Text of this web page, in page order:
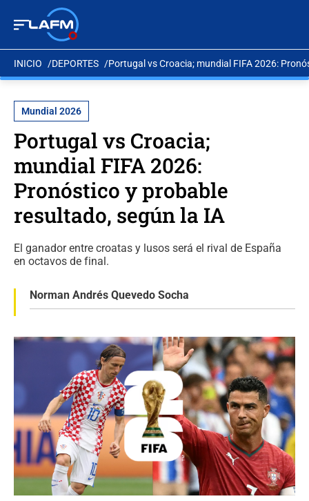
INICIO DEPORTES Portugal vs Croacia; mundial FIFA 2026:
Mundial 2026
Portugal vs Croacia;
mundial FIFA 2026:
Pronóstico y probable
resultado, según la IA
El ganador entre croatas y lusos será el rival de España
en octavos de final.
Norman Andrés Quevedo Socha